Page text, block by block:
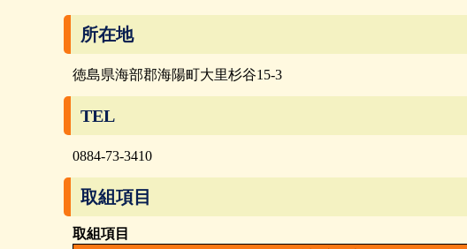
所在地
徳島県海部郡海陽町大里杉谷15-3
TEL
0884-73-3410
取組項目
取組項目